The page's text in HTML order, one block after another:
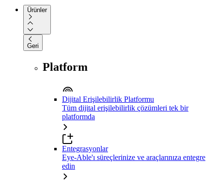
Ürünler
Geri
Platform
Dijital Erişilebilirlik Platformu
Tüm dijital erişilebilirlik çözümleri tek bir
platformda
Entegrasyonlar
Eye-Able'ı süreçlerinize ve araçlarınıza entegre
edin